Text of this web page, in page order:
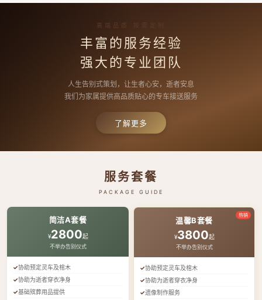
高端品质 按需定制
丰富的服务经验
强大的专业团队
人生告别式策划，让生者心安，逝者安息
我们为家属提供高品质贴心的专车接送服务
了解更多
服务套餐
PACKAGE GUIDE
简洁A套餐
¥2800起
不举办告别仪式
协助预定灵车及棺木
协助为逝者穿衣净身
基础殡葬用品提供
热销
温馨B套餐
¥3800起
不举办告别仪式
协助预定灵车及棺木
协助为逝者穿衣净身
遗像制作服务